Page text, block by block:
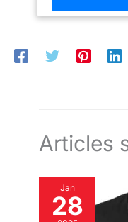
Articles
Jan
28